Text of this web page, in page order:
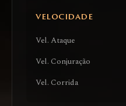
VELOCIDADE
Vel. Ataque
Vel. Conjuração
Vel. Corrida